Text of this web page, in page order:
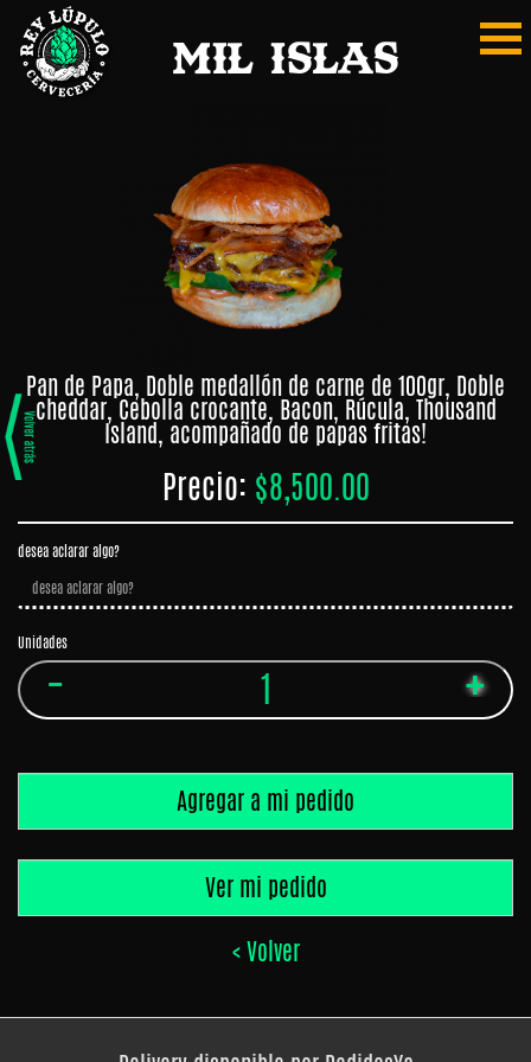
Home
Home
Carta
Digital
Burger
Papas
Tabla
y Snaks
Panchos
Birra
Mil Islas
Pan de Papa, Doble medallón de carne de 100gr, Doble
cheddar, Cebolla crocante, Bacon, Rúcula, Thousand
Island, acompañado de papas fritas!
Precio: $8,500.00
desea aclarar algo?
Unidades
Agregar a mi pedido
Ver mi pedido
< Volver